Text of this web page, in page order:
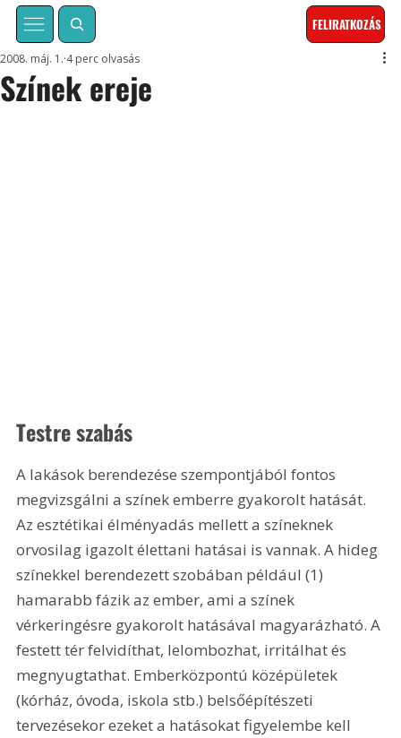
FELIRATKOZÁS
Színek ereje
2008. máj. 1. 4 perc olvasás
Testre szabás
A lakások berendezése szempontjából fontos
megvizsgálni a színek emberre gyakorolt hatását.
Az esztétikai élményadás mellett a színeknek
orvosilag igazolt élettani hatásai is vannak. A hideg
színekkel berendezett szobában például (1)
hamarabb fázik az ember, ami a színek
vérkeringésre gyakorolt hatásával magyarázható. A
festett tér felvidíthat, lelombozhat, irritálhat és
megnyugtathat. Emberközpontú középületek
(kórház, óvoda, iskola stb.) belsőépítészeti
tervezésekor ezeket a hatásokat figyelembe kell